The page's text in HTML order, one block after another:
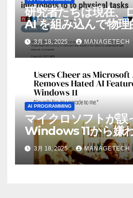
研究者たちは現在、
AI を組み込んで物理
実行させている | ノ
リック ラジオ:
WNIU
3月 18, 2025 MANAGETECH
AI PROGRAMMING
マイクロソフトが誤
Windows 11から嫌
AI機能を削除したこ
ーが歓喜
3月 18, 2025 MANAGETECH